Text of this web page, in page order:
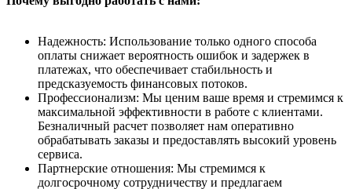
Надежность: Использование только одного способа
оплаты снижает вероятность ошибок и задержек в
платежах, что обеспечивает стабильность и
предсказуемость финансовых потоков.
Профессионализм: Мы ценим ваше время и стремимся к
максимальной эффективности в работе с клиентами.
Безналичный расчет позволяет нам оперативно
обрабатывать заказы и предоставлять высокий уровень
сервиса.
Партнерские отношения: Мы стремимся к
долгосрочному сотрудничеству и предлагаем